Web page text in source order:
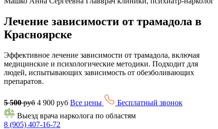
Лечение зависимости от трамадола в
Красноярске
Эффективное лечение зависимости от трамадола, включая
медицинские и психологические методики. Подходит для
людей, испытывающих зависимость от обезболивающих
препаратов.
5 500руб 4 900 руб Все цены
Бесплатный звонок
Выезд врача нарколога по областям
8 (905) 407-16-72